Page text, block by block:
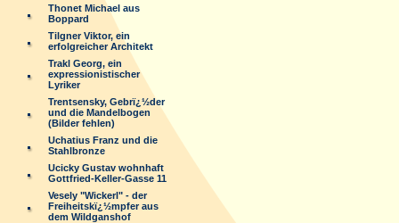
Thonet Michael aus
Boppard
Tilgner Viktor, ein
erfolgreicher Architekt
Trakl Georg, ein
expressionistischer
Lyriker
Trentsensky, Gebrï¿½der
und die Mandelbogen
(Bilder fehlen)
Uchatius Franz und die
Stahlbronze
Ucicky Gustav wohnhaft
Gottfried-Keller-Gasse 11
Vesely "Wickerl" - der
Freiheitskï¿½mpfer aus
dem Wildganshof